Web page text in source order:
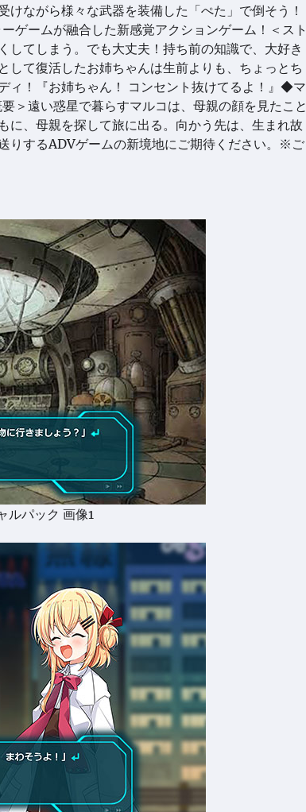
ながら様々な武器を装備した「ぺた」で倒そう！
ゲームが融合した新感覚アクションゲーム！＜スト
てしまう。でも大丈夫！持ち前の知識で、大好き
して復活したお姉ちゃんは生前よりも、ちょっとち
ィ！『お姉ちゃん！ コンセント抜けてるよ！』◆マ
＞遠い惑星で暮らすマルコは、母親の顔を見たこと
に、母親を探して旅に出る。向かう先は、生まれ故
りするADVゲームの新境地にご期待ください。※ご
ルパック 画像1